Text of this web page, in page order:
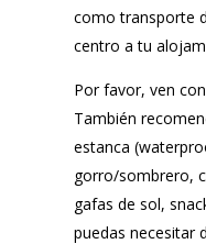
como transporte
centro a tu
Por favor, ven
También
estanca
gorro/sombrero,
gafas de sol,
puedas necesitar